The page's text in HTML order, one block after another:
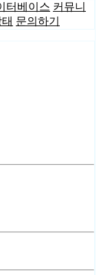
터베이스 커뮤니
문의하기